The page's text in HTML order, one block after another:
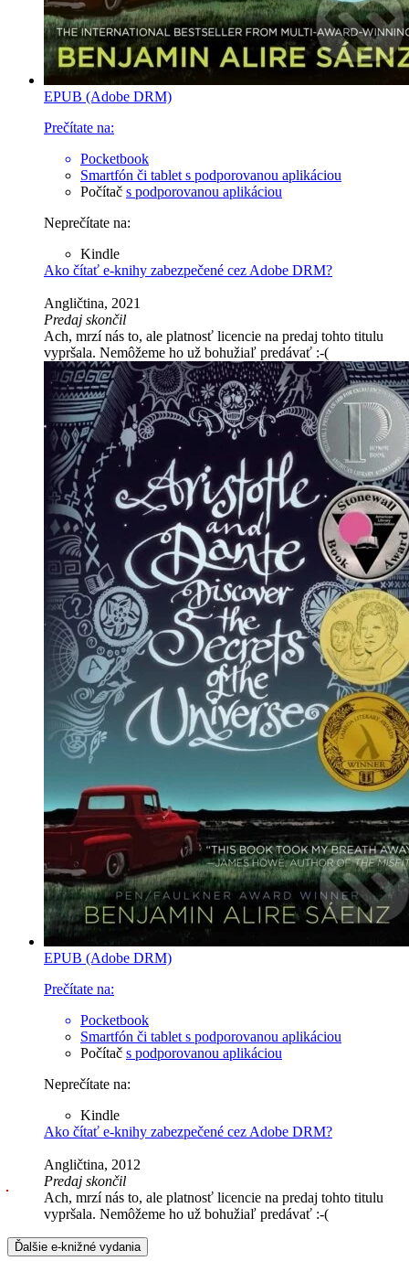
EPUB (Adobe DRM)
Prečítate na:
Pocketbook
Smartfón či tablet s podporovanou aplikáciou
Počítač s podporovanou aplikáciou
Neprečítate na:
Kindle
Ako čítať e-knihy zabezpečené cez Adobe DRM?
Angličtina, 2021
Predaj skončil
Ach, mrzí nás to, ale platnosť licencie na predaj tohto titulu
vypršala. Nemôžeme ho už bohužiaľ predávať :-(
EPUB (Adobe DRM)
Prečítate na:
Pocketbook
Smartfón či tablet s podporovanou aplikáciou
Počítač s podporovanou aplikáciou
Neprečítate na:
Kindle
Ako čítať e-knihy zabezpečené cez Adobe DRM?
Angličtina, 2012
Predaj skončil
Ach, mrzí nás to, ale platnosť licencie na predaj tohto titulu
vypršala. Nemôžeme ho už bohužiaľ predávať :-(
Ďalšie e-knižné vydania